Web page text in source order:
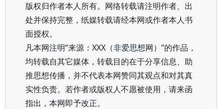
版权归作者本人所有。网络转载请注明作者、出
处并保持完整，纸媒转载请经本网或作者本人书
面授权。
凡本网注明“来源：XXX（非爱思想网）”的作品，
均转载自其它媒体，转载目的在于分享信息、助
推思想传播，并不代表本网赞同其观点和对其真
实性负责。若作者或版权人不愿被使用，请来函
指出，本网即予改正。